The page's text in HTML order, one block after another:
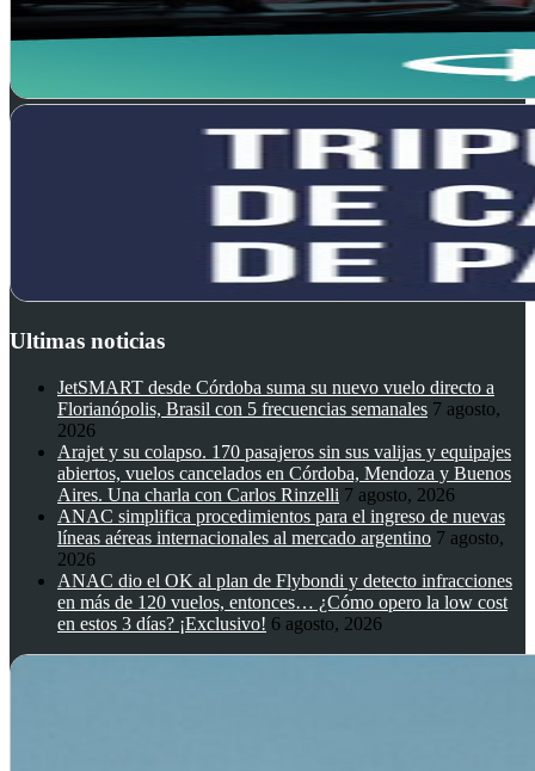
Ultimas noticias
JetSMART desde Córdoba suma su nuevo vuelo directo a
Florianópolis, Brasil con 5 frecuencias semanales 7 agosto,
2026
Arajet y su colapso. 170 pasajeros sin sus valijas y equipajes
abiertos, vuelos cancelados en Córdoba, Mendoza y Buenos
Aires. Una charla con Carlos Rinzelli 7 agosto, 2026
ANAC simplifica procedimientos para el ingreso de nuevas
líneas aéreas internacionales al mercado argentino 7 agosto,
2026
ANAC dio el OK al plan de Flybondi y detecto infracciones
en más de 120 vuelos, entonces… ¿Cómo opero la low cost
en estos 3 días? ¡Exclusivo! 6 agosto, 2026